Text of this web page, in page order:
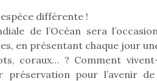
différente !
de l’Océan sera
en présentant chaque jour
coraux… ? Comment
préservation pour l’avenir